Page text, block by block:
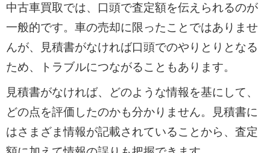
中古車買取では、口頭で査定額を伝えられるのが
一般的です。車の売却に限ったことではありませ
んが、見積書がなければ口頭でのやりとりとなる
ため、トラブルにつながることもあります。
見積書がなければ、どのような情報を基にして、
どの点を評価したのかも分かりません。見積書に
はさまざま情報が記載されていることから、査定